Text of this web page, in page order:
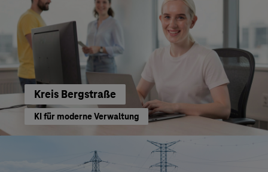
Kreis Bergstraße
KI für moderne Verwaltung